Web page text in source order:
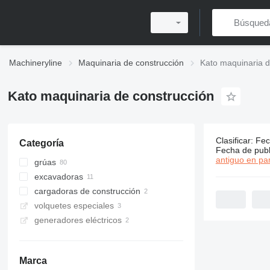
Machineryline Maquinaria de construcción Kato maquinaria
Kato maquinaria de construcción
Categoría
grúas
grúas todo terreno
grúas móviles
excavadoras
miniexcavadoras
excavadoras de cadenas
excavadoras midi
cargadoras de construcción
minicargadoras
volquetes especiales
volquetes de orugas
generadores eléctricos
Marca
93
Clasificar:
Fecha de
antiguo en